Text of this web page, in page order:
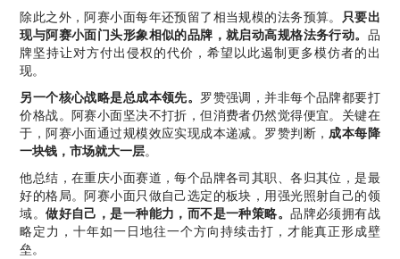
除此之外，阿赛小面每年还预留了相当规模的法务预算。 只要出
现与阿赛小面门头形象相似的品牌，就启动高规格法务行动。 品
牌坚持让对方付出侵权的代价，希望以此遏制更多模仿者的出
现。
另一个核心战略是总成本领先。 罗赞强调，并非每个品牌都要打
价格战。阿赛小面坚决不打折，但消费者仍然觉得便宜。关键在
于，阿赛小面通过规模效应实现成本递减。罗赞判断，成本每降
一块钱，市场就大一层。
他总结，在重庆小面赛道，每个品牌各司其职、各归其位，是最
好的格局。阿赛小面只做自己选定的板块，用强光照射自己的领
域。做好自己，是一种能力，而不是一种策略。品牌必须拥有战
略定力，十年如一日地往一个方向持续击打，才能真正形成壁
垒。